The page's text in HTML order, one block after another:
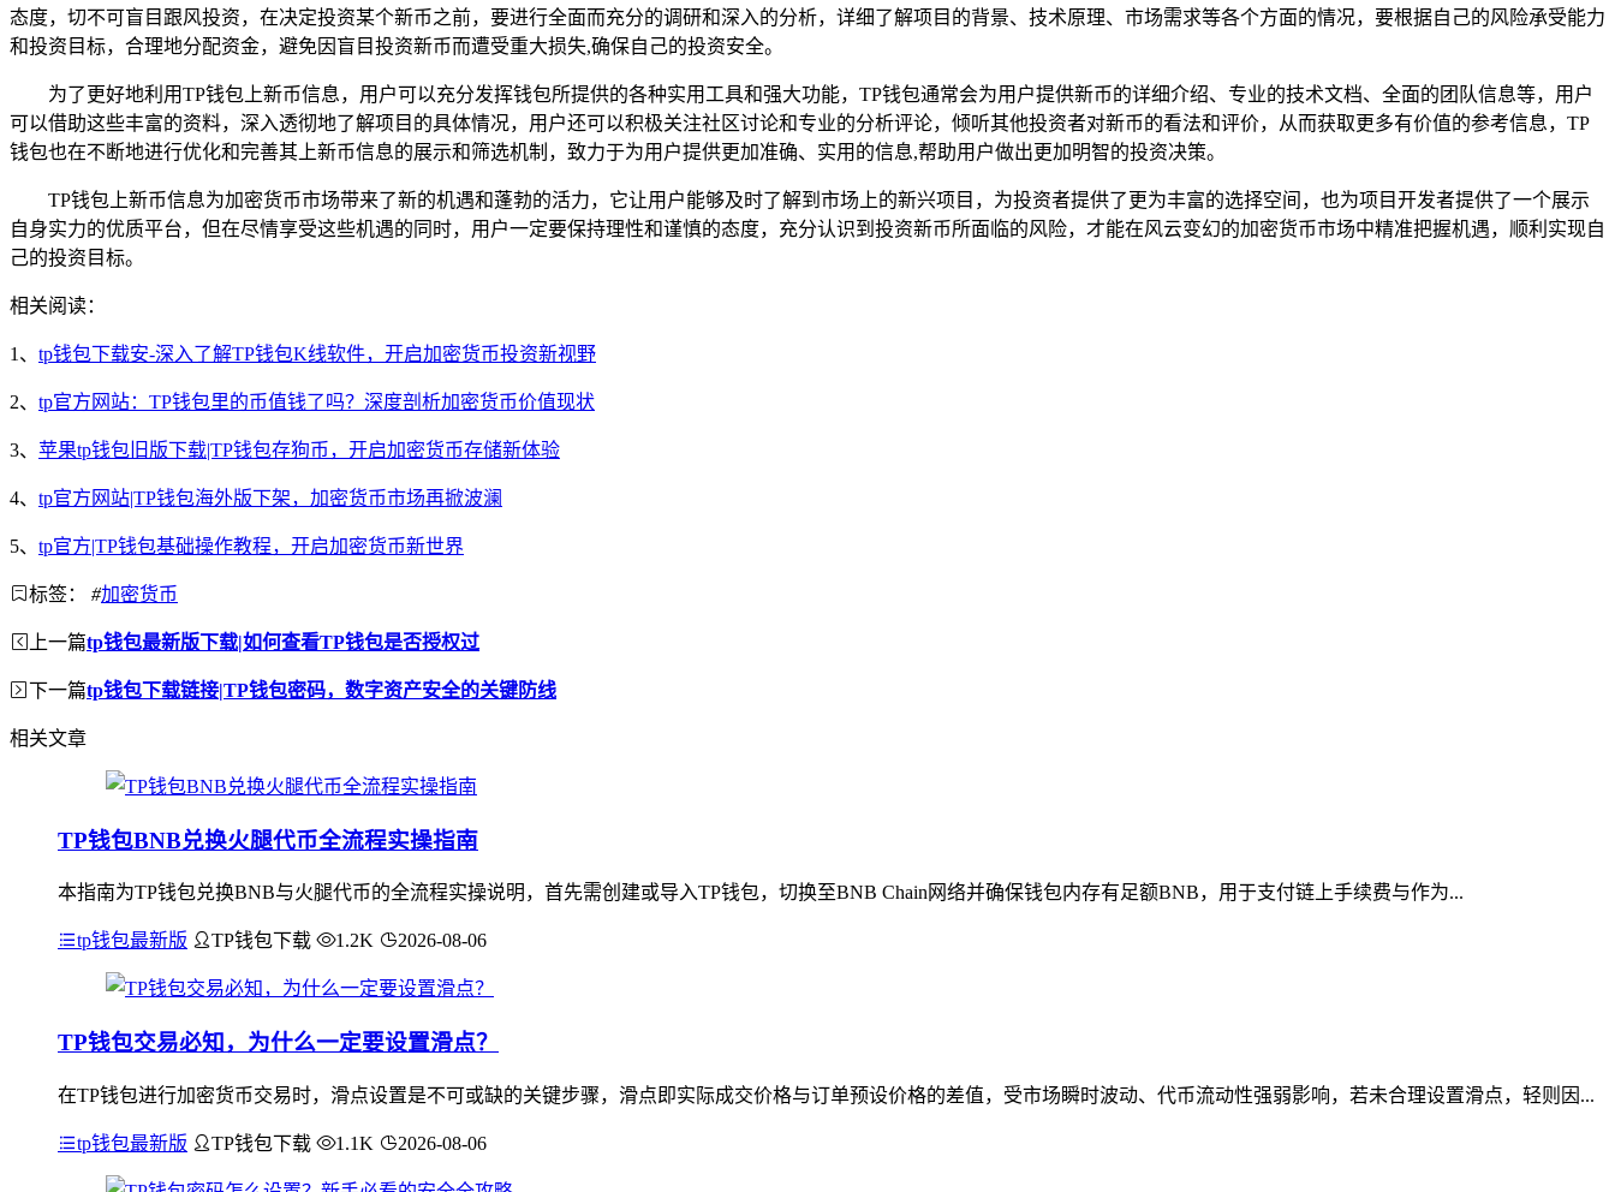
态度，切不可盲目跟风投资，在决定投资某个新币之前，要进行全面而充分的调研和深入的分析，详细了解项目的背景、技术原理、市场需求等各个方面的情况，要根据自己的风险承受能力
和投资目标，合理地分配资金，避免因盲目投资新币而遭受重大损失,确保自己的投资安全。
为了更好地利用TP钱包上新币信息，用户可以充分发挥钱包所提供的各种实用工具和强大功能，TP钱包通常会为用户提供新币的详细介绍、专业的技术文档、全面的团队信息等，用户
可以借助这些丰富的资料，深入透彻地了解项目的具体情况，用户还可以积极关注社区讨论和专业的分析评论，倾听其他投资者对新币的看法和评价，从而获取更多有价值的参考信息，TP
钱包也在不断地进行优化和完善其上新币信息的展示和筛选机制，致力于为用户提供更加准确、实用的信息,帮助用户做出更加明智的投资决策。
TP钱包上新币信息为加密货币市场带来了新的机遇和蓬勃的活力，它让用户能够及时了解到市场上的新兴项目，为投资者提供了更为丰富的选择空间，也为项目开发者提供了一个展示
自身实力的优质平台，但在尽情享受这些机遇的同时，用户一定要保持理性和谨慎的态度，充分认识到投资新币所面临的风险，才能在风云变幻的加密货币市场中精准把握机遇，顺利实现自
己的投资目标。
相关阅读：
1、 tp钱包下载安-深入了解TP钱包K线软件，开启加密货币投资新视野
2、 tp官方网站：TP钱包里的币值钱了吗？深度剖析加密货币价值现状
3、 苹果tp钱包旧版下载|TP钱包存狗币，开启加密货币存储新体验
4、 tp官方网站|TP钱包海外版下架，加密货币市场再掀波澜
5、 tp官方|TP钱包基础操作教程，开启加密货币新世界
标签： #加密货币
上一篇tp钱包最新版下载|如何查看TP钱包是否授权过
下一篇tp钱包下载链接|TP钱包密码，数字资产安全的关键防线
相关文章
TP钱包BNB兑换火腿代币全流程实操指南
本指南为TP钱包兑换BNB与火腿代币的全流程实操说明，首先需创建或导入TP钱包，切换至BNB Chain网络并确保钱包内存有足额BNB，用于支付链上手续费与作为...
tp钱包最新版 TP钱包下载 1.2K 2026-08-06
TP钱包交易必知，为什么一定要设置滑点？
在TP钱包进行加密货币交易时，滑点设置是不可或缺的关键步骤，滑点即实际成交价格与订单预设价格的差值，受市场瞬时波动、代币流动性强弱影响，若未合理设置滑点，轻则因...
tp钱包最新版 TP钱包下载 1.1K 2026-08-06